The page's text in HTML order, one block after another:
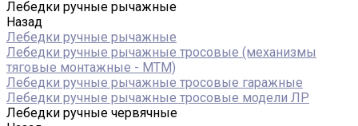
Лебедки ручные рычажные
Назад
Лебедки ручные рычажные
Лебедки ручные рычажные тросовые (механизмы
тяговые монтажные - МТМ)
Лебедки ручные рычажные тросовые гаражные
Лебедки ручные рычажные тросовые модели ЛР
Лебедки ручные червячные